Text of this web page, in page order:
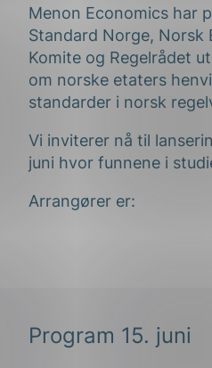
Menon Economics har
Standard Norge, Norsk
Komite og Regelrådet
om norske etaters
standarder i norsk
Vi inviterer nå til
juni hvor funnene i
Arrangører er:
Program 15. juni